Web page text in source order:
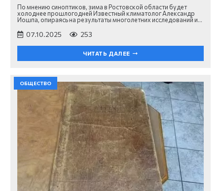
По мнению синоптиков, зима в Ростовской области будет
холоднее прошлогодней Известный климатолог Александр
Иошпа, опираясь на результаты многолетних исследований и…
07.10.2025 253
ЧИТАТЬ ДАЛЕЕ
ОБЩЕСТВО